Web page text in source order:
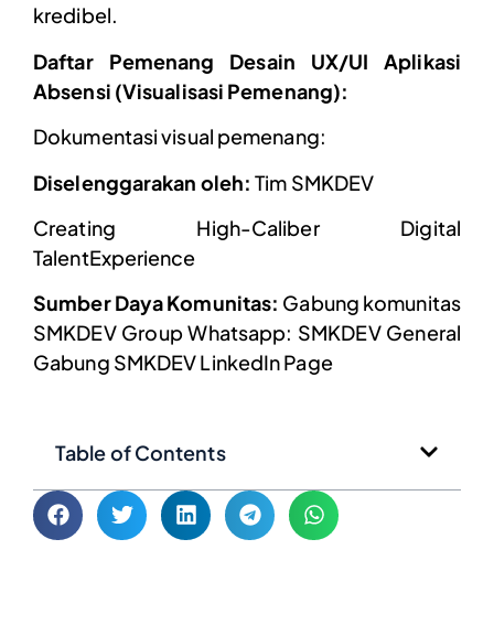
kredibel.
Daftar Pemenang Desain UX/UI Aplikasi
Absensi (Visualisasi Pemenang):
Dokumentasi visual pemenang:
Diselenggarakan oleh: Tim SMKDEV
Creating High-Caliber Digital
TalentExperience
Sumber Daya Komunitas: Gabung komunitas
SMKDEV Group Whatsapp: SMKDEV General
Gabung SMKDEV LinkedIn Page
Table of Contents